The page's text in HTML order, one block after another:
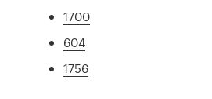
1700
604
1756